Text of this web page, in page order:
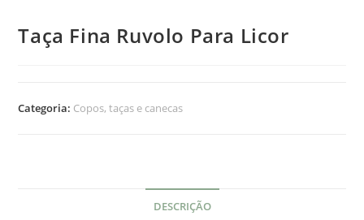
Taça Fina Ruvolo Para Licor
Categoria: Copos, taças e canecas
DESCRIÇÃO